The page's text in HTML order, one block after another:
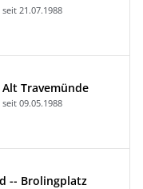
21.07.1988
Travemünde
09.05.1988
-- Brolingplatz